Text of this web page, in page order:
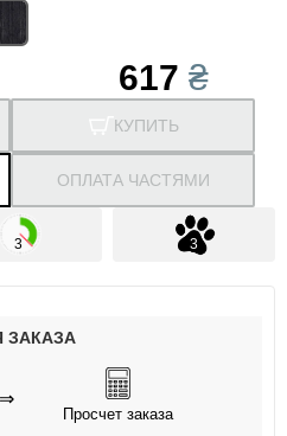
617 ₴
КУПИТЬ
ОПЛАТА ЧАСТЯМИ
ЗАКАЗА
⇒
Просчет заказа